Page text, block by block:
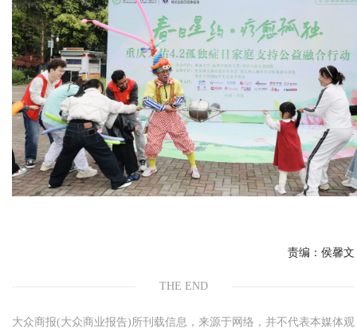
责编： 侯馨文
THE END
大众商报(大众商业报告)所刊载信息，来源于网络，并不代表本媒体观